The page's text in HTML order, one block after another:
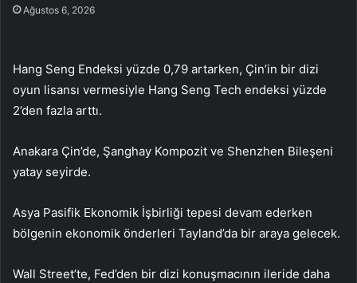
Ağustos 6, 2026
Hang Seng Endeksi yüzde 0,79 artarken, Çin’in bir dizi
oyun lisansı vermesiyle Hang Seng Tech endeksi yüzde
2’den fazla arttı.
Anakara Çin’de, Şanghay Kompozit ve Shenzhen Bileşeni
yatay seyirde.
Asya Pasifik Ekonomik İşbirliği tepesi devam ederken
bölgenin ekonomik önderleri Tayland’da bir araya gelecek.
Wall Street’te, Fed’den bir dizi konuşmacının ileride daha